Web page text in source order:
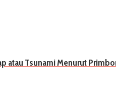
atau Tsunami Menurut